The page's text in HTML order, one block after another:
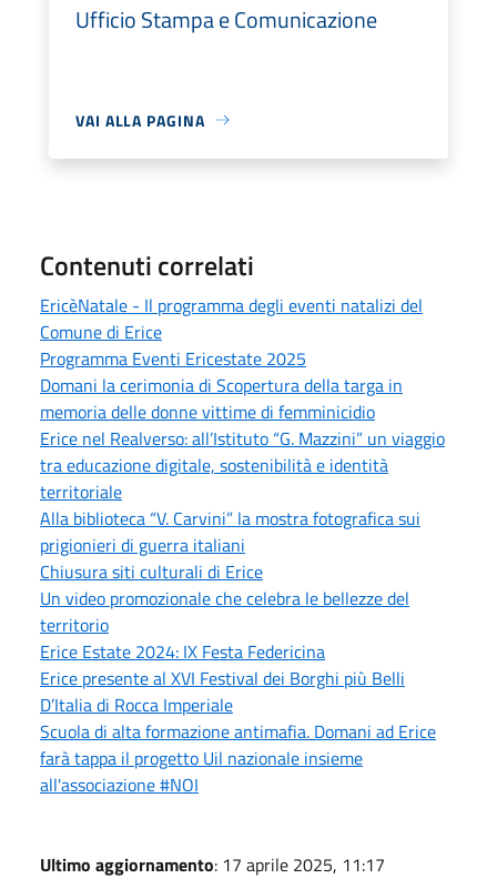
Ufficio Stampa e Comunicazione
VAI ALLA PAGINA
Contenuti correlati
EricèNatale - Il programma degli eventi natalizi del
Comune di Erice
Programma Eventi Ericestate 2025
Domani la cerimonia di Scopertura della targa in
memoria delle donne vittime di femminicidio
Erice nel Realverso: all’Istituto “G. Mazzini” un viaggio
tra educazione digitale, sostenibilità e identità
territoriale
Alla biblioteca “V. Carvini” la mostra fotografica sui
prigionieri di guerra italiani
Chiusura siti culturali di Erice
Un video promozionale che celebra le bellezze del
territorio
Erice Estate 2024: IX Festa Federicina
Erice presente al XVI Festival dei Borghi più Belli
D’Italia di Rocca Imperiale
Scuola di alta formazione antimafia. Domani ad Erice
farà tappa il progetto Uil nazionale insieme
all'associazione #NOI
Ultimo aggiornamento: 17 aprile 2025, 11:17